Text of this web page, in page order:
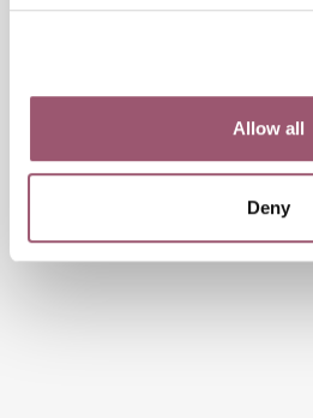
Allow all
Deny
valberedningar som vill arbeta
VERKTYG OCH METODER